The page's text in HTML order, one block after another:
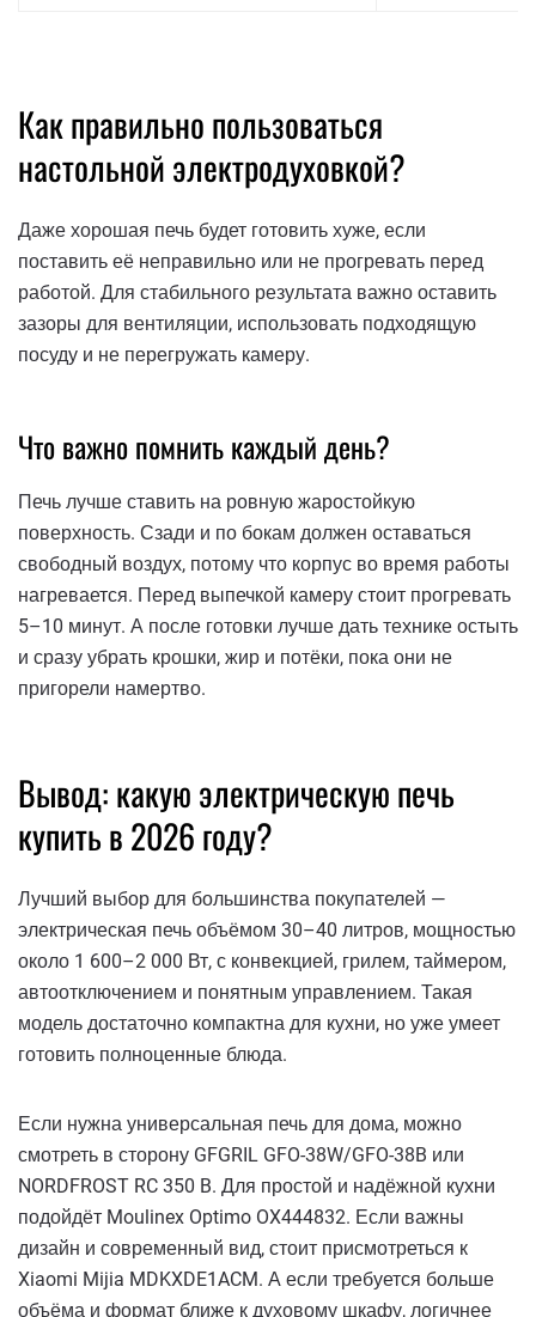
Как правильно пользоваться
настольной электродуховкой?
Даже хорошая печь будет готовить хуже, если
поставить её неправильно или не прогревать перед
работой. Для стабильного результата важно оставить
зазоры для вентиляции, использовать подходящую
посуду и не перегружать камеру.
Что важно помнить каждый день?
Печь лучше ставить на ровную жаростойкую
поверхность. Сзади и по бокам должен оставаться
свободный воздух, потому что корпус во время работы
нагревается. Перед выпечкой камеру стоит прогревать
5–10 минут. А после готовки лучше дать технике остыть
и сразу убрать крошки, жир и потёки, пока они не
пригорели намертво.
Вывод: какую электрическую печь
купить в 2026 году?
Лучший выбор для большинства покупателей —
электрическая печь объёмом 30–40 литров, мощностью
около 1 600–2 000 Вт, с конвекцией, грилем, таймером,
автоотключением и понятным управлением. Такая
модель достаточно компактна для кухни, но уже умеет
готовить полноценные блюда.
Если нужна универсальная печь для дома, можно
смотреть в сторону GFGRIL GFO-38W/GFO-38B или
NORDFROST RC 350 B. Для простой и надёжной кухни
подойдёт Moulinex Optimo OX444832. Если важны
дизайн и современный вид, стоит присмотреться к
Xiaomi Mijia MDKXDE1ACM. А если требуется больше
объёма и формат ближе к духовому шкафу, логичнее